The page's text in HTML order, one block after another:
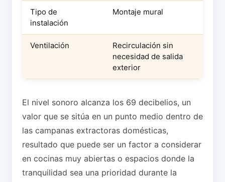
Tipo de
instalación
Montaje mural
Ventilación
Recirculación sin
necesidad de salida
exterior
El nivel sonoro alcanza los 69 decibelios, un
valor que se sitúa en un punto medio dentro de
las campanas extractoras domésticas,
resultado que puede ser un factor a considerar
en cocinas muy abiertas o espacios donde la
tranquilidad sea una prioridad durante la